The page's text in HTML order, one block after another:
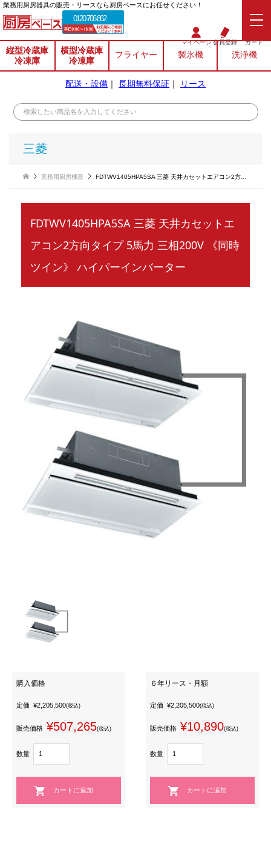
業務⽤厨房器具の販売・リースなら厨房ベースにお任せください！
0120-706-862
マイページ会員登録 カート
縦型冷蔵庫
冷凍庫
横型冷蔵庫
冷凍庫
フライヤー 製氷機 洗浄機
配送・設備 ｜ 長期無料保証 ｜ リース
三菱
業務用厨房機器 FDTWV1405HPA5SA 三菱 天井カセットエアコン2方向タイプ 5馬力 三相200V 《同時ツイン》 ハイパーインバーター
FDTWV1405HPA5SA 三菱 天井カセットエ
アコン2方向タイプ 5馬力 三相200V 《同時
ツイン》 ハイパーインバーター
購入価格
定価 ¥2,205,500(税込)
販売価格 ¥507,265(税込)
数量
６年リース・月額
定価 ¥2,205,500(税込)
販売価格 ¥10,890(税込)
数量